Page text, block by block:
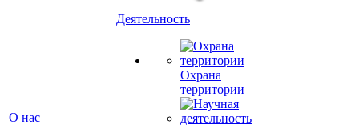
О нас
Деятельность
Охрана
территории